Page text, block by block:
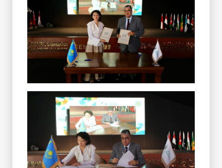
✪
✪ ✪
✪ ✪ ✪
✪ ✪ ✪ ✪
✪ ✪ ✪ ✪ ✪
Extremely
Dissatisfied
Extremely
Satisfied